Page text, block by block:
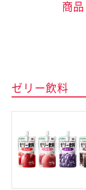
商
ゼリー飲料